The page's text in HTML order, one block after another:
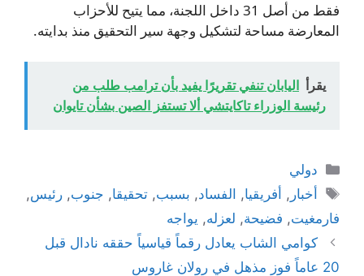
فقط من أصل 31 داخل اللجنة، مما يتيح للأحزاب
المعارضة مساحة لتشكيل وجهة سير التحقيق منذ بدايته.
يقرأ اليابان تنفي تقريرًا يفيد بأن ترامب طلب من
رئيسة الوزراء تاكايتشي ألا تستفز الصين بشأن تايوان
التصنيفات
دولي
الوسوم
أخبار , أفريقيا, الفساد, بسبب,تحقيقا, جنوب,رئيس,
فارمغيت, فضيحة, لعزله, يواجه
كوامي الشاب يعادل رقماً قياسياً حققه نادال قبل
20 عاماً فوز مذهل في رولان غاروس